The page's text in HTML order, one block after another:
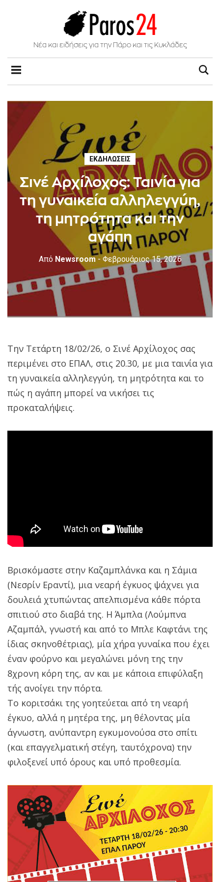
Νέα και ειδήσεις για την Πάρο και τις Κυκλάδες
ΕΚΔΗΛΏΣΕΙΣ
Σινέ Αρχίλοχος: Ταινία για
τη γυναικεία αλληλεγγύη,
τη μητρότητα και την
αγάπη
ΑπόNewsroom - Φεβρουάριος 15, 2026
Την Τετάρτη 18/02/26, ο Σινέ Αρχίλοχος σας
περιμένει στο ΕΠΑΛ, στις 20.30, με μια ταινία για
τη γυναικεία αλληλεγγύη, τη μητρότητα και το
πώς η αγάπη μπορεί να νικήσει τις
προκαταλήψεις.
Βρισκόμαστε στην Καζαμπλάνκα και η Σάμια
(Νεσρίν Εραντί), μια νεαρή έγκυος ψάχνει για
δουλειά χτυπώντας απελπισμένα κάθε πόρτα
σπιτιού στο διαβά της. Η Άμπλα (Λούμπνα
Αζαμπάλ, γνωστή και από το Μπλε Καφτάνι της
ίδιας σκηνοθέτριας), μία χήρα γυναίκα που έχει
έναν φούρνο και μεγαλώνει μόνη της την
8χρονη κόρη της, αν και με κάποια επιφύλαξη
τής ανοίγει την πόρτα.
Το κοριτσάκι της γοητεύεται από τη νεαρή
έγκυο, αλλά η μητέρα της, μη θέλοντας μία
άγνωστη, ανύπαντρη εγκυμονούσα στο σπίτι
(και επαγγελματική στέγη, ταυτόχρονα) την
φιλοξενεί υπό όρους και υπό προθεσμία.